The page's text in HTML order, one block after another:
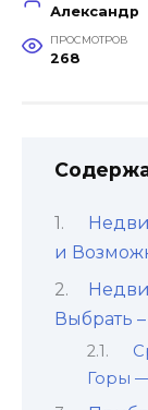
Александр
ПРОСМОТРОВ
268
и
Выбрать
Горы